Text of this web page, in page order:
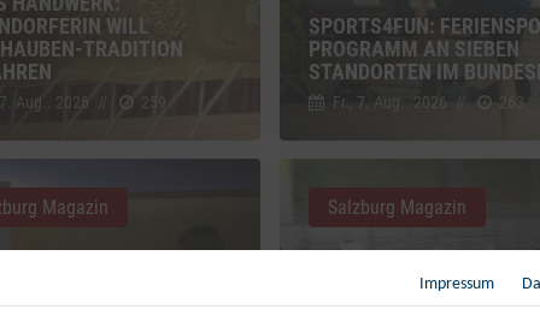
WILL
TRADITION
Aug.. 2026 // 259
SPORTS4FUN:
PROGRAMM AN SIEBEN
STANDORTEN IM
Fr., 7. Aug.. 2026 // 263
Magazin Salzburg Magazin
Impressum